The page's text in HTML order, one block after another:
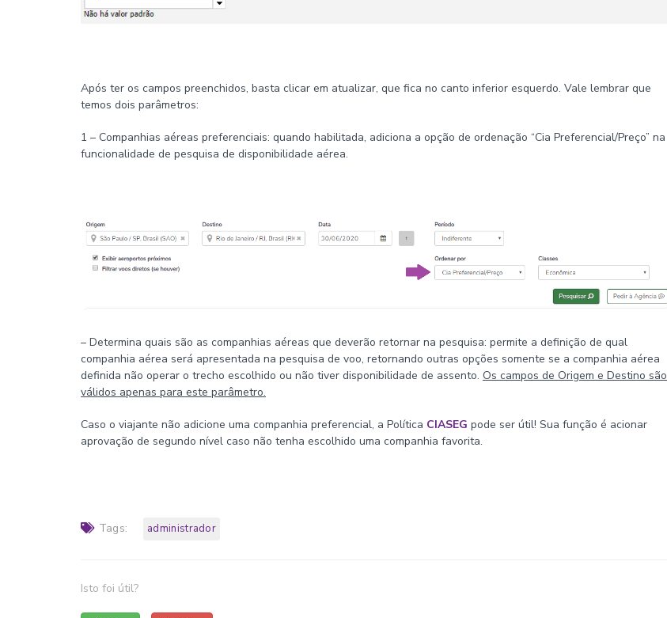
Após ter os campos preenchidos, basta clicar em atualizar, que fica no canto inferior esquerdo. Vale lembrar que
temos dois parâmetros:
1 – Companhias aéreas preferenciais: quando habilitada, adiciona a opção de ordenação “Cia Preferencial/Preço” na
funcionalidade de pesquisa de disponibilidade aérea.
– Determina quais são as companhias aéreas que deverão retornar na pesquisa: permite a definição de qual
companhia aérea será apresentada na pesquisa de voo, retornando outras opções somente se a companhia aérea
definida não operar o trecho escolhido ou não tiver disponibilidade de assento. Os campos de Origem e Destino são
válidos apenas para este parâmetro.
Caso o viajante não adicione uma companhia preferencial, a Política CIASEG pode ser útil! Sua função é acionar
aprovação de segundo nível caso não tenha escolhido uma companhia favorita.
Tags: administrador
Isto foi útil?